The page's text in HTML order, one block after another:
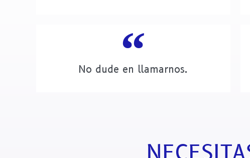
No dude en llamarnos.